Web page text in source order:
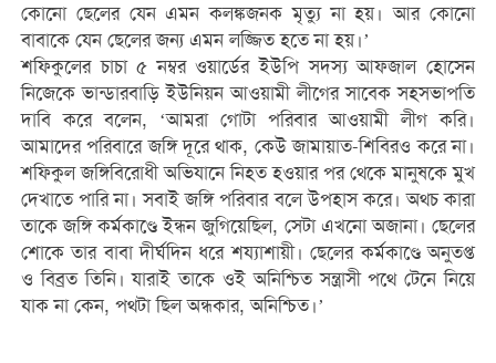
কোনো ছেলের যেন এমন কলঙ্কজনক মৃত্যু না হয়। আর কোনো
বাবাকে যেন ছেলের জন্য এমন লজ্জিত হতে না হয়।’
শফিকুলের চাচা ৫ নম্বর ওয়ার্ডের ইউপি সদস্য আফজাল হোসেন
নিজেকে ভান্ডারবাড়ি ইউনিয়ন আওয়ামী লীগের সাবেক সহসভাপতি
দাবি করে বলেন, ‘আমরা গোটা পরিবার আওয়ামী লীগ করি।
আমাদের পরিবারে জঙ্গি দূরে থাক, কেউ জামায়াত-শিবিরও করে না।
শফিকুল জঙ্গিবিরোধী অভিযানে নিহত হওয়ার পর থেকে মানুষকে মুখ
দেখাতে পারি না। সবাই জঙ্গি পরিবার বলে উপহাস করে। অথচ কারা
তাকে জঙ্গি কর্মকাণ্ডে ইন্ধন জুগিয়েছিল, সেটা এখনো অজানা। ছেলের
শোকে তার বাবা দীর্ঘদিন ধরে শয্যাশায়ী। ছেলের কর্মকাণ্ডে অনুতপ্ত
ও বিব্রত তিনি। যারাই তাকে ওই অনিশ্চিত সন্ত্রাসী পথে টেনে নিয়ে
যাক না কেন, পথটা ছিল অন্ধকার, অনিশ্চিত।’